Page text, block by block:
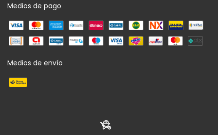
Medios de pago
Medios de envío